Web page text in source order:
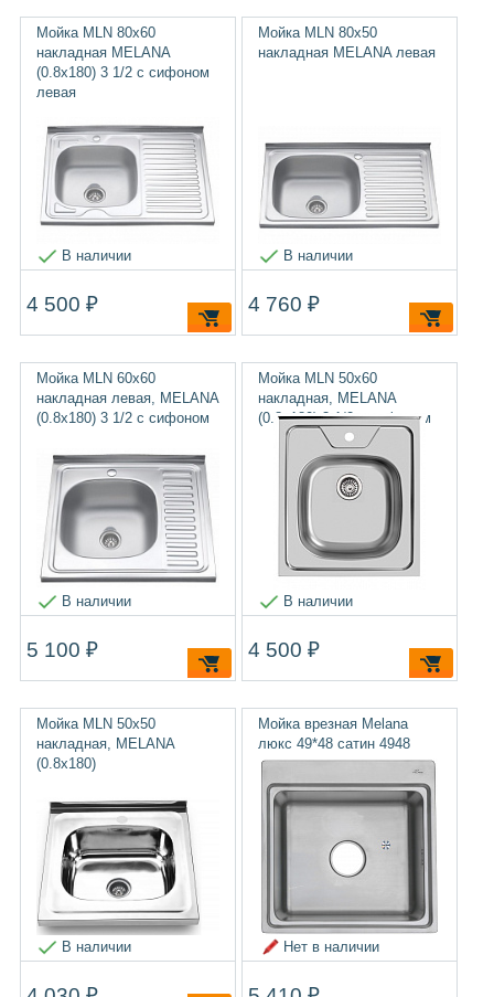
Мойка MLN 80х60
накладная MELANA
(0.8х180) 3 1/2 с сифоном
левая
В наличии
4 500 ₽
Мойка MLN 80х50
накладная MELANA левая
В наличии
4 760 ₽
Мойка MLN 60х60
накладная левая, MELANA
(0.8х180) 3 1/2 с сифоном
В наличии
5 100 ₽
Мойка MLN 50х60
накладная, MELANA
(0.8х180) 3 1/2 с сифоном
В наличии
4 500 ₽
Мойка MLN 50х50
накладная, MELANA
(0.8х180)
В наличии
Мойка врезная Melana
люкс 49*48 сатин 4948
Нет в наличии